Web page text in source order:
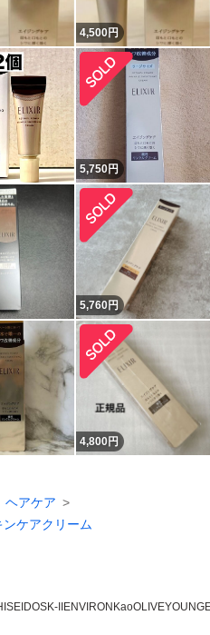
4,500円
5,750円
5,760円
4,800円
ヘアケア
ンケアクリーム
SK-II ENVIRON KaoOLIVEYOUNG